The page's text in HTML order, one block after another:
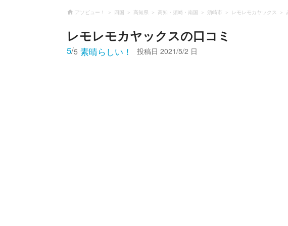
アソビュー！ 四国 高知県 高知・須崎・南国 須崎市 レモレモカヤックス
レモレモカヤックスの口コミ
5/5 素晴らしい！ 投稿日 2021/5/2 日